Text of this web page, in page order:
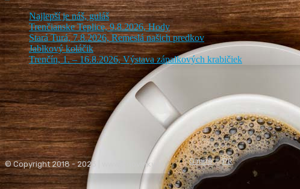
Najlepší je náš, guláš
Trenčianske Teplice, 9.8.2026, Hody
Stará Turá, 7.8.2026, Remeslá našich predkov
Jablkový koláčik
Trenčín, 1. – 16.8.2026, Výstava zápalkových krabičiek
© Copyright 2018 - 2023 | www.i-novinky.sk O mne PR